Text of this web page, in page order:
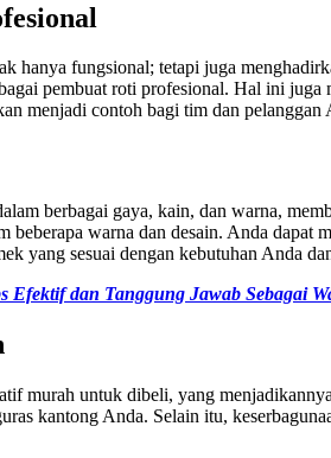
hanya fungsional; tetapi juga
pembuat roti profesional. Hal ini
menjadi contoh bagi tim dan
berbagai gaya, kain, dan warna,
beberapa warna dan desain. Anda
yang sesuai dengan kebutuhan Anda
Efektif dan Tanggung Jawab Sebagai
murah untuk dibeli, yang
kantong Anda. Selain itu,